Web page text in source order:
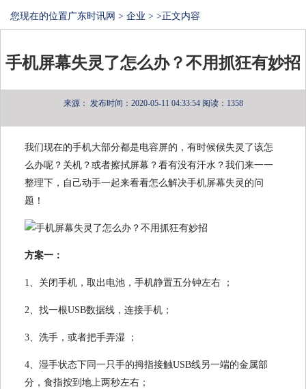
您现在的位置广东时讯网 > 企业 > >正文内容
手机屏幕失灵了怎么办？不用抓狂有妙招
来源： 发布时间：2020-05-11 04:33:54 阅读：1358
我们现在的手机大部分都是电容屏的，有时候候失灵了该怎
么办呢？关机？或者擦拭屏幕？看有没有汗水？我们来一一
整理下，自己动手一起来看看怎么解决手机屏幕失灵的问
题！
方案一：
1、关闭手机，取出电池，手机静置五分钟左右 ；
2、找一根USB数据线，连接手机；
3、洗手，或者把手弄湿 ；
4、湿手状态下同一只手的拇指接触USB线另一端的金属部
分，食指按到地上两秒左右；